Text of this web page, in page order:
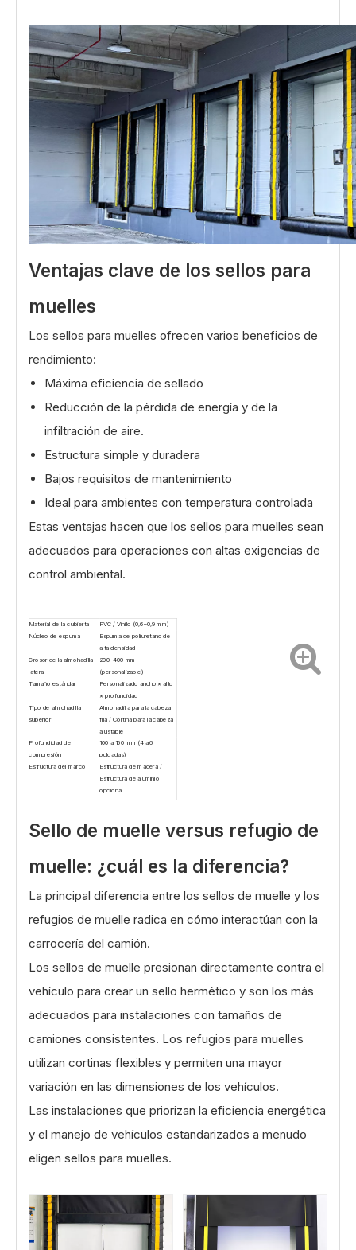
Ventajas clave de los sellos para
muelles
Los sellos para muelles ofrecen varios beneficios de
rendimiento:
Máxima eficiencia de sellado
Reducción de la pérdida de energía y de la
infiltración de aire.
Estructura simple y duradera
Bajos requisitos de mantenimiento
Ideal para ambientes con temperatura controlada
Estas ventajas hacen que los sellos para muelles sean
adecuados para operaciones con altas exigencias de
control ambiental.
Material de la cubierta PVC / Vinilo (0,6–0,9 mm)
Núcleo de espuma
Espuma de poliuretano de
alta densidad
Grosor de la almohadilla
lateral
200–400 mm
(personalizable)
Tamaño estándar
Personalizado ancho × alto
× profundidad
Tipo de almohadilla
superior
Almohadilla para la cabeza
fija / Cortina para la cabeza
ajustable
Profundidad de
compresión
100 a 150 mm (4 a 6
pulgadas)
Estructura del marco Estructura de madera /
Estructura de aluminio
opcional
Opciones de color
Rayas de advertencia
Tiras reflectantes o
impresas de alta visibilidad.
Resistencia al fuego
Tejido ignífugo opcional
Diseño impermeable
Protector contra la lluvia
Instalación Montado en la pared con
Personalización
Logotipo / tamaño /
de refuerzo
Sello de muelle versus refugio de
muelle: ¿cuál es la diferencia?
La principal diferencia entre los sellos de muelle y los
refugios de muelle radica en cómo interactúan con la
carrocería del camión.
Los sellos de muelle presionan directamente contra el
vehículo para crear un sello hermético y son los más
adecuados para instalaciones con tamaños de
camiones consistentes. Los refugios para muelles
utilizan cortinas flexibles y permiten una mayor
variación en las dimensiones de los vehículos.
Las instalaciones que priorizan la eficiencia energética
y el manejo de vehículos estandarizados a menudo
eligen sellos para muelles.